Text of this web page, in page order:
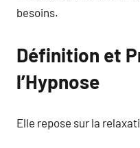
besoins.
Définition et
l’Hypnose
Elle repose sur la